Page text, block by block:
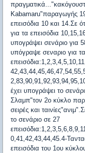
Kabamaru"παραγωγής
επεισόδια 10 και 14.Σε
για τα επεισόδια
υπογράψει σενάριο για
υπόγραψε σεναριο για τα
έχει υπογράψει το
Σλαμπ"τον 2ο κύκλο
σειρές και
το σενάριο σε 27
0,41,42,43,44,45.4-
επεισόδια του 1ου